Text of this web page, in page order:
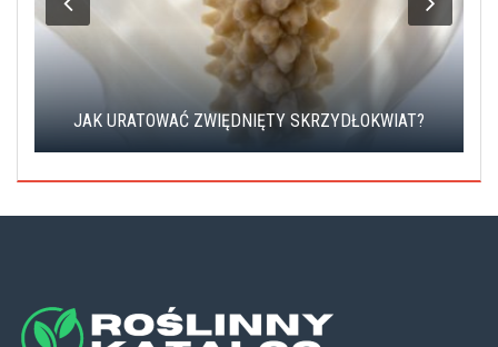
JAK URATOWAĆ ZWIĘDNIĘTY SKRZYDŁOKWIAT?